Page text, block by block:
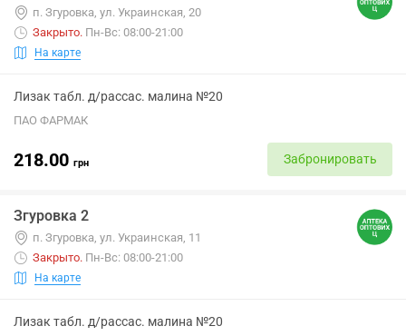
п. Згуровка, ул. Украинская, 20
Закрыто. Пн-Вс: 08:00-21:00
На карте
Лизак табл. д/рассас. малина №20
ПАО ФАРМАК
218.00 грн Забронировать
Згуровка 2
п. Згуровка, ул. Украинская, 11
Закрыто. Пн-Вс: 08:00-21:00
На карте
Лизак табл. д/рассас. малина №20